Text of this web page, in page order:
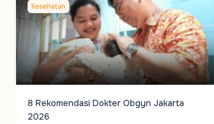
Kesehatan
8 Rekomendasi Dokter Obgyn Jakarta
2026